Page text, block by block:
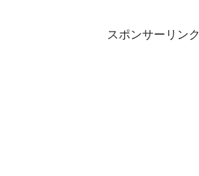
スポンサーリンク